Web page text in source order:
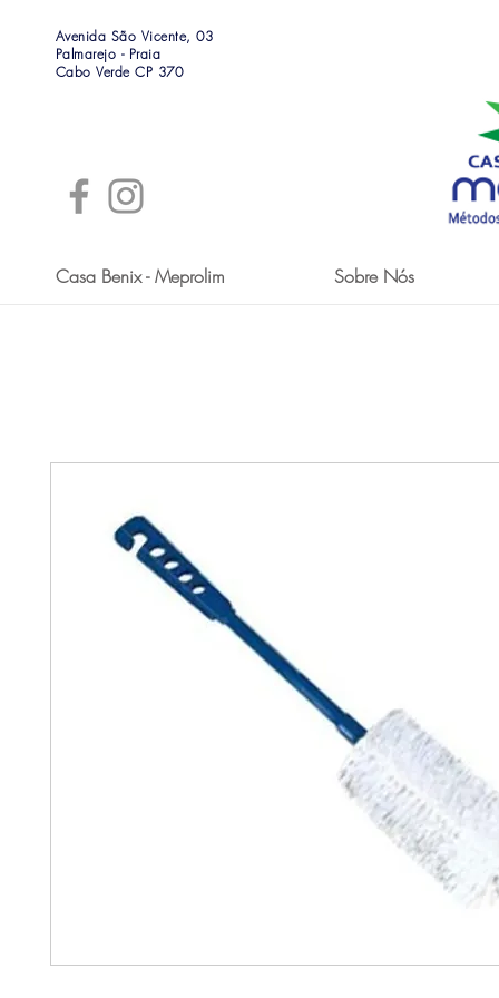
Avenida São Vicente, 03
Palmarejo - Praia
Cabo Verde CP 370
Casa Benix - Meprolim Sobre Nós